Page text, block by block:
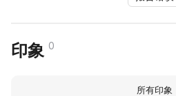
印象 0
所有印象